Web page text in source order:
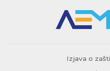
Izjava o